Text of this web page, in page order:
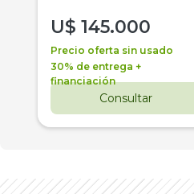
U$ 145.000
Precio oferta sin usado
30% de entrega +
financiación
Consultar